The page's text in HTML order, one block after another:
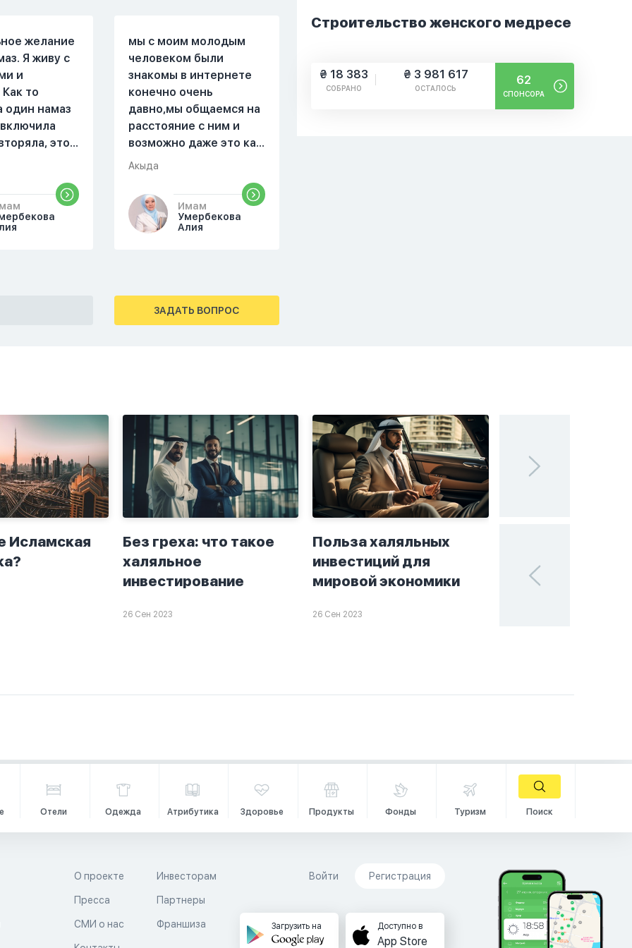
Строительство женского медресе
₴ 18 383
СОБРАНО
₴ 3 981 617
ОСТАЛОСЬ
62
СПОНСОРА
желание
Я живу с
и
то
один намаз
это
сестра.
почему ты
Ты
себя.
От родных
мы с моим молодым
человеком были
знакомы в интернете
конечно очень
давно,мы общаемся на
расстояние с ним и
возможно даже это как
то помешало,знаю о 17
прочитать два раза
истихар намаз,первый
раз я прочитала до
спокойно и в голову
начали лезть только
хорошие мысли,во
переводом на
русский,потому что
боялась ошибиться и
то что намаз не
примется,совершила
истихар во время
тахаджуд...
Акыда
Имам
Умербекова
Алия
ЗАДАТЬ ВОПРОС
Исламская
Без греха: что такое
халяльное
инвестирование
26 Сен 2023
Польза халяльных
инвестиций для
мировой экономики
26 Сен 2023
поисках
в мире
Отели Одежда Атрибутика Здоровье Продукты Фонды Туризм Поиск
О проекте
Пресса
СМИ о нас
Инвесторам
Партнеры
Франшиза
Войти Регистрация
Загрузить на Доступно в
App Store